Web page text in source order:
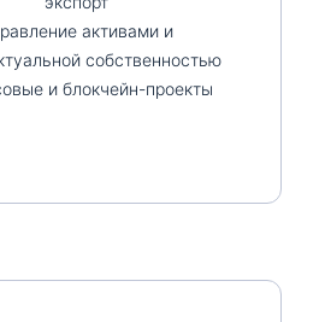
активами и
собственностью
и блокчейн-проекты